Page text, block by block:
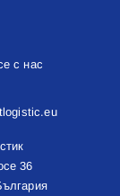
с нас
36